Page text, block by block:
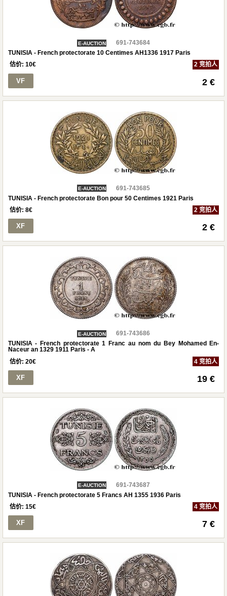
E-AUCTION
691-743684
TUNISIA - French protectorate 10 Centimes AH1336 1917 Paris
估价: 10€ 2 竞拍人
VF 2 €
E-AUCTION
691-743685
TUNISIA - French protectorate Bon pour 50 Centimes 1921 Paris
估价: 8€ 2 竞拍人
XF 2 €
E-AUCTION
691-743686
TUNISIA - French protectorate 1 Franc au nom du Bey Mohamed En-
Naceur an 1329 1911 Paris - A
估价: 20€ 4 竞拍人
XF 19 €
E-AUCTION
691-743687
TUNISIA - French protectorate 5 Francs AH 1355 1936 Paris
估价: 15€ 4 竞拍人
XF 7 €